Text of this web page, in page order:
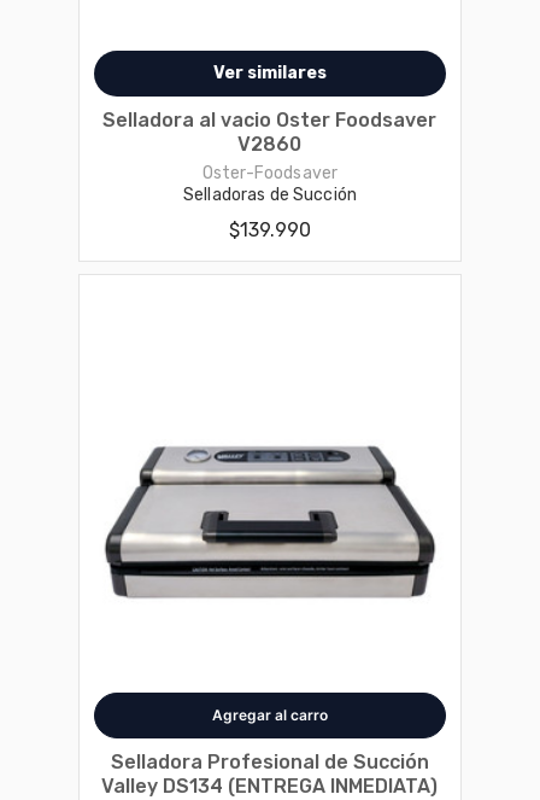
Disponible en 1 variantes
Ver similares
Selladora al vacio Oster Foodsaver
V2860
Oster-Foodsaver
Selladoras de Succión
$139.990
Selladora Profesional de Succión
Valley DS134 (ENTREGA INMEDIATA)